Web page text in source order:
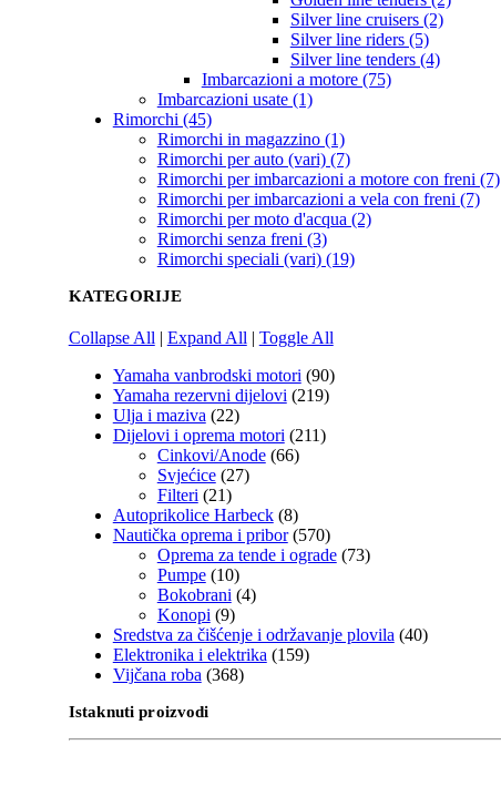
Silver line cruisers (2)
Silver line riders (5)
Silver line tenders (4)
Imbarcazioni a motore (75)
Imbarcazioni usate (1)
Rimorchi (45)
Rimorchi in magazzino (1)
Rimorchi per auto (vari) (7)
Rimorchi per imbarcazioni a motore con freni (7)
Rimorchi per imbarcazioni a vela con freni (7)
Rimorchi per moto d'acqua (2)
Rimorchi senza freni (3)
Rimorchi speciali (vari) (19)
KATEGORIJE
Collapse All | Expand All | Toggle All
Yamaha vanbrodski motori (90)
Yamaha rezervni dijelovi (219)
Ulja i maziva (22)
Dijelovi i oprema motori (211)
Cinkovi/Anode (66)
Svjećice (27)
Filteri (21)
Autoprikolice Harbeck (8)
Nautička oprema i pribor (570)
Oprema za tende i ograde (73)
Pumpe (10)
Bokobrani (4)
Konopi (9)
Sredstva za čišćenje i održavanje plovila (40)
Elektronika i elektrika (159)
Vijčana roba (368)
Istaknuti proizvodi